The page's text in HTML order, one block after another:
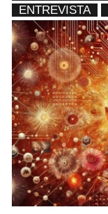
ENTREVISTA